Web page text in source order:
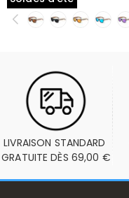
LIVRAISON STANDARD
GRATUITE DÈS 69,00 €